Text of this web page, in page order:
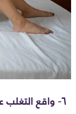
٦- واقع التغلب على التشنج المهبلي